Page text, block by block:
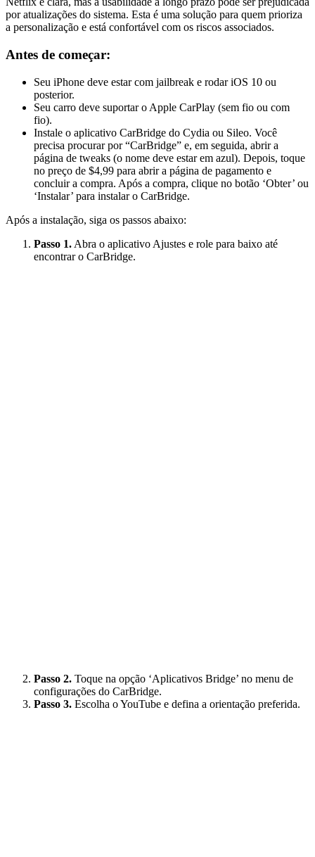
por atualizações do sistema. Esta é uma solução para quem prioriza
a personalização e está confortável com os riscos associados.
Antes de começar:
Seu iPhone deve estar com jailbreak e rodar iOS 10 ou
posterior.
Seu carro deve suportar o Apple CarPlay (sem fio ou com
fio).
Instale o aplicativo CarBridge do Cydia ou Sileo. Você
precisa procurar por “CarBridge” e, em seguida, abrir a
página de tweaks (o nome deve estar em azul). Depois, toque
no preço de $4,99 para abrir a página de pagamento e
concluir a compra. Após a compra, clique no botão ‘Obter’ ou
‘Instalar’ para instalar o CarBridge.
Após a instalação, siga os passos abaixo:
Passo 1. Abra o aplicativo Ajustes e role para baixo até
encontrar o CarBridge.
Passo 2. Toque na opção ‘Aplicativos Bridge’ no menu de
configurações do CarBridge.
Passo 3. Escolha o YouTube e defina a orientação preferida.